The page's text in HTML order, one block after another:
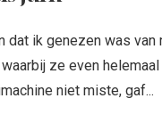
dat ik genezen was van
ze even
niet miste, gaf...